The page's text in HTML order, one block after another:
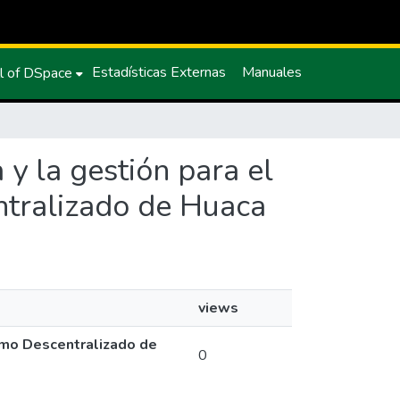
of DSpace Estadísticas Externas Manuales
y la gestión para el
de Huaca
views
Descentralizado de
0